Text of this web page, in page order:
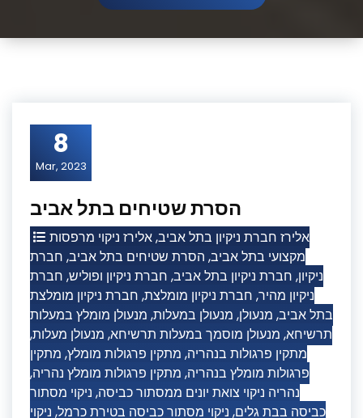
8
Mar, 2023
הסרת שטיחים בתל אביב
אלירז חברת ניקיון בתל אביב,אלירז ניקוי מרפסות
מקצועי בתל אביב, הסרת שטיחים בתל אביב, חברת
ניקיון, חברת ניקיון בתל אביב, חברת ניקיון ופוליש, חברת
ניקיון מהיר, חברת ניקיון מומלצת, חברת ניקיון מומלצת
בתל אביב, מנעולן, מנעולן במעלות, מנעולן מומלץ במעלות
תרשיחא, מנעולן מוסמך במעלות תרשיחא, מנעולן מעלות,
מתקין פרגולות בנהריה, מתקין פרגולות מומלץ, מתקין
פרגולות מומלץ בנהריה, מתקין פרגולות מומלץ נהריה,
נהריה ניקוי צואת יונים ממסתור כביסה, ניקוי מסתור
כביסה בבת גלים, ניקוי מסתור כביסה בטירת כרמל, ניקוי